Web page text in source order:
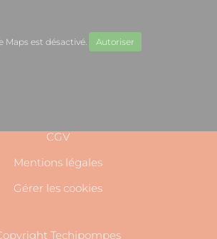
Maps est désactivé. Autoriser
CGV
Mentions légales
Gérer les cookies
Techipompes